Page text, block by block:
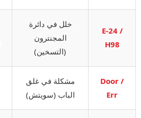
E-24 /
H98
خلل في دائرة
المجنترون
(التسخين)
Door /
Err
مشكلة في غلق
الباب (سويتش)